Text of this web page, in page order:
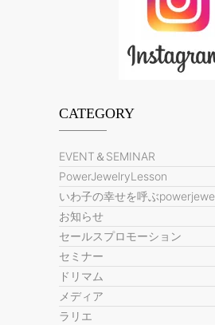
CATEGORY
EVENT＆SEMINAR
PowerJewelryLesson
いわ子の幸せを呼ぶ
お知らせ
セールスプロモーション
セミナー
ドリマム
メディア
ラリエ